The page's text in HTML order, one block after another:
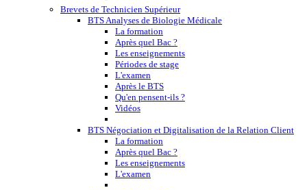
Brevets de Technicien Supérieur
BTS Analyses de Biologie Médicale
La formation
Après quel Bac ?
Les enseignements
Périodes de stage
L'examen
Après le BTS
Qu'en pensent-ils ?
Vidéos
BTS Négociation et Digitalisation de la Relation Client
La formation
Après quel Bac ?
Les enseignements
L'examen